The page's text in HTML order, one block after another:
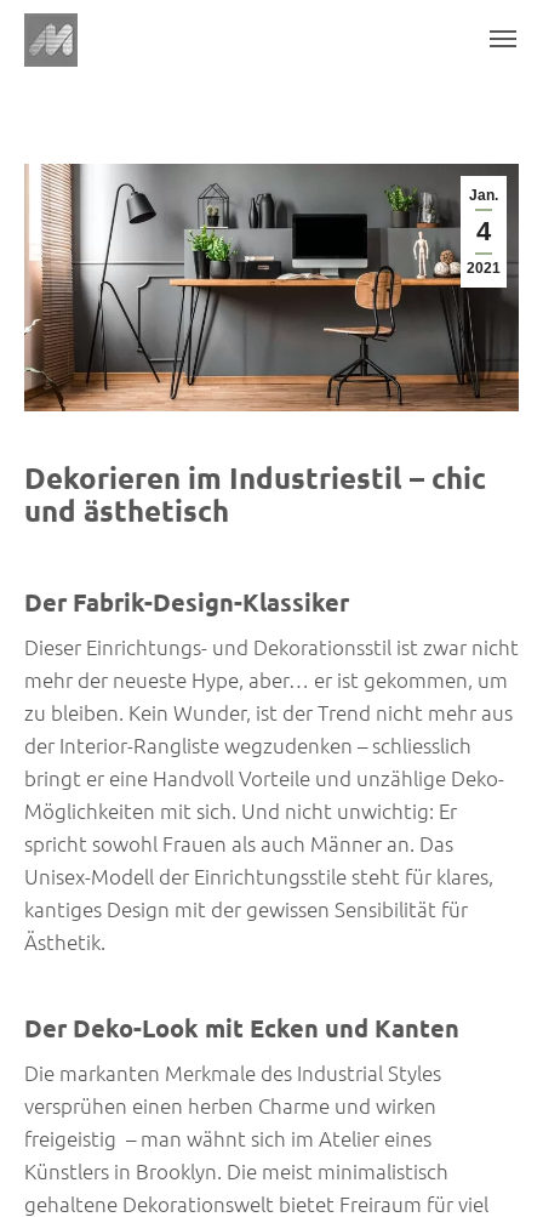
Jan.
4
2021
Dekorieren im Industriestil – chic
und ästhetisch
Der Fabrik-Design-Klassiker
Dieser Einrichtungs- und Dekorationsstil ist zwar nicht
mehr der neueste Hype, aber… er ist gekommen, um
zu bleiben. Kein Wunder, ist der Trend nicht mehr aus
der Interior-Rangliste wegzudenken – schliesslich
bringt er eine Handvoll Vorteile und unzählige Deko-
Möglichkeiten mit sich. Und nicht unwichtig: Er
spricht sowohl Frauen als auch Männer an. Das
Unisex-Modell der Einrichtungsstile steht für klares,
kantiges Design mit der gewissen Sensibilität für
Ästhetik.
Der Deko-Look mit Ecken und Kanten
Die markanten Merkmale des Industrial Styles
versprühen einen herben Charme und wirken
freigeistig – man wähnt sich im Atelier eines
Künstlers in Brooklyn. Die meist minimalistisch
gehaltene Dekorationswelt bietet Freiraum für viel